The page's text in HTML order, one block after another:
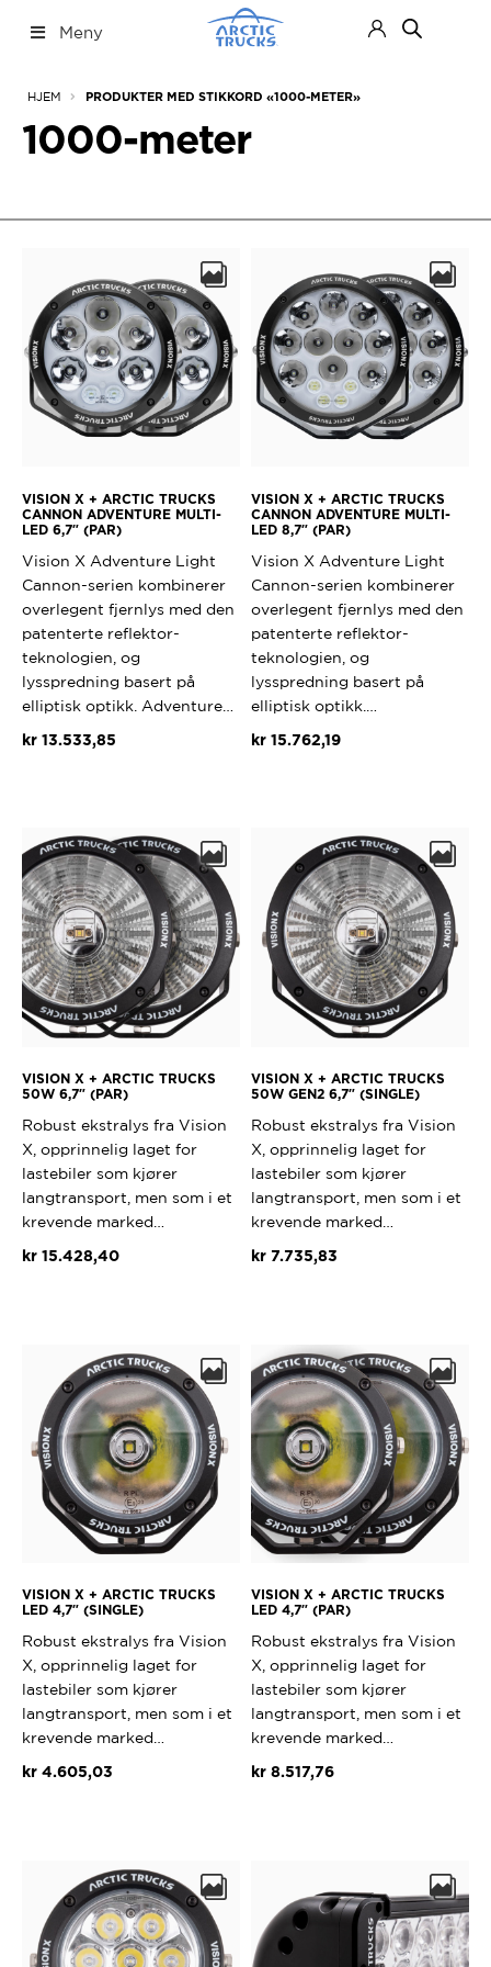
til
til
Meny
HJEM PRODUKTER MED STIKKORD «1000-METER»
1000-meter
VISION X + ARCTIC TRUCKS
CANNON ADVENTURE MULTI-
LED 6,7″ (PAR)
Vision X Adventure Light
Cannon-serien kombinerer
overlegent fjernlys med den
patenterte reflektor-
teknologien, og
lysspredning basert på
elliptisk optikk. Adventure…
kr13.533,85
VISION X + ARCTIC TRUCKS
CANNON ADVENTURE MULTI-
LED 8,7″ (PAR)
Vision X Adventure Light
Cannon-serien kombinerer
overlegent fjernlys med den
patenterte reflektor-
teknologien, og
lysspredning basert på
elliptisk optikk.…
kr 15.762,19
VISION X + ARCTIC TRUCKS
50W 6,7″ (PAR)
Robust ekstralys fra Vision
X, opprinnelig laget for
lastebiler som kjører
langtransport, men som i et
krevende marked…
kr15.428,40
VISION X + ARCTIC TRUCKS
50W GEN2 6,7″ (SINGLE)
Robust ekstralys fra Vision
X, opprinnelig laget for
lastebiler som kjører
langtransport, men som i et
krevende marked…
kr 7.735,83
VISION X + ARCTIC TRUCKS
LED 4,7″ (SINGLE)
Robust ekstralys fra Vision
X, opprinnelig laget for
lastebiler som kjører
langtransport, men som i et
krevende marked…
kr4.605,03
VISION X + ARCTIC TRUCKS
LED 4,7″ (PAR)
Robust ekstralys fra Vision
X, opprinnelig laget for
lastebiler som kjører
langtransport, men som i et
krevende marked…
kr 8.517,76